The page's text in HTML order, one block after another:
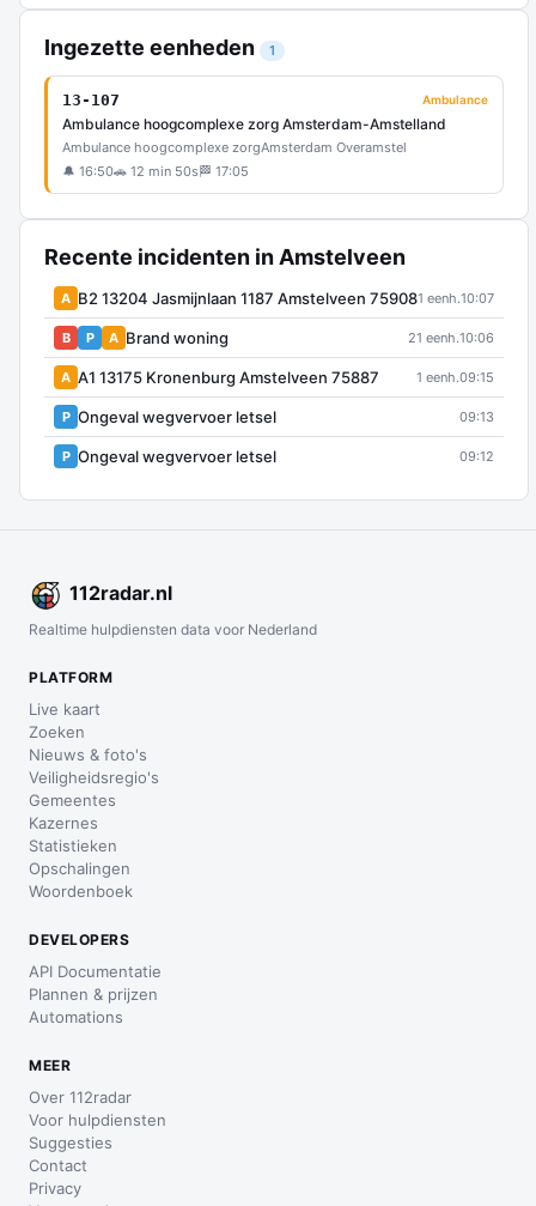
Ingezette eenheden 1
13-107 Ambulance
Ambulance hoogcomplexe zorg Amsterdam-Amstelland
Ambulance hoogcomplexe zorgAmsterdam Overamstel
🔔 16:50🚗 12 min 50s 🏁 17:05
Recente incidenten in Amstelveen
A B2 13204 Jasmijnlaan 1187 Amstelveen 759081 eenh.10:07
B P A Brand woning 21 eenh.10:06
A A1 13175 Kronenburg Amstelveen 75887 1 eenh.09:15
P Ongeval wegvervoer letsel 09:13
P Ongeval wegvervoer letsel 09:12
112radar.nl
Realtime hulpdiensten data voor Nederland
PLATFORM
Live kaart
Zoeken
Nieuws & foto's
Veiligheidsregio's
Gemeentes
Kazernes
Statistieken
Opschalingen
Woordenboek
DEVELOPERS
API Documentatie
Plannen & prijzen
Automations
MEER
Over 112radar
Voor hulpdiensten
Suggesties
Contact
Privacy